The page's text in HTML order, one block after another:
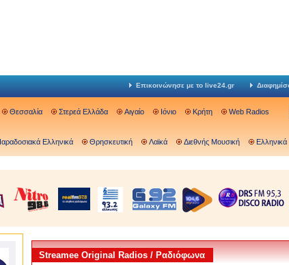
Επικοινώνησε με το live24.gr
Θεσσαλία Στερεά Ελλάδα Αιγαίο Ιόνιο Κρήτη Web Radios
Ελληνικά Θρησκευτική Λαϊκά Διεθνής Μουσική Ελληνικά
Streamee Original Radios / Ραδιόφωνα